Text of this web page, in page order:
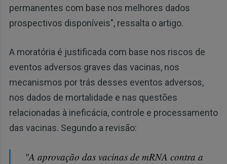
permanentes com base nos melhores dados
prospectivos disponíveis", ressalta o artigo.
A moratória é justificada com base nos riscos de
eventos adversos graves das vacinas, nos
mecanismos por trás desses eventos adversos,
nos dados de mortalidade e nas questões
relacionadas à ineficácia, controle e processamento
das vacinas. Segundo a revisão:
"A aprovação das vacinas de mRNA contra a